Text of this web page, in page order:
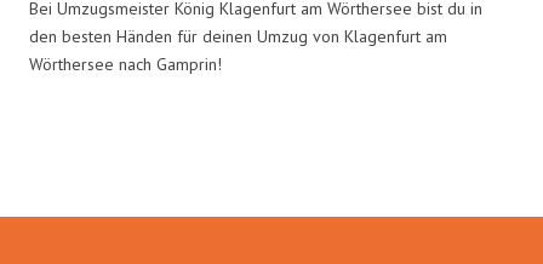
Bei Umzugsmeister König Klagenfurt am Wörthersee bist du in
den besten Händen für deinen Umzug von Klagenfurt am
Wörthersee nach Gamprin!